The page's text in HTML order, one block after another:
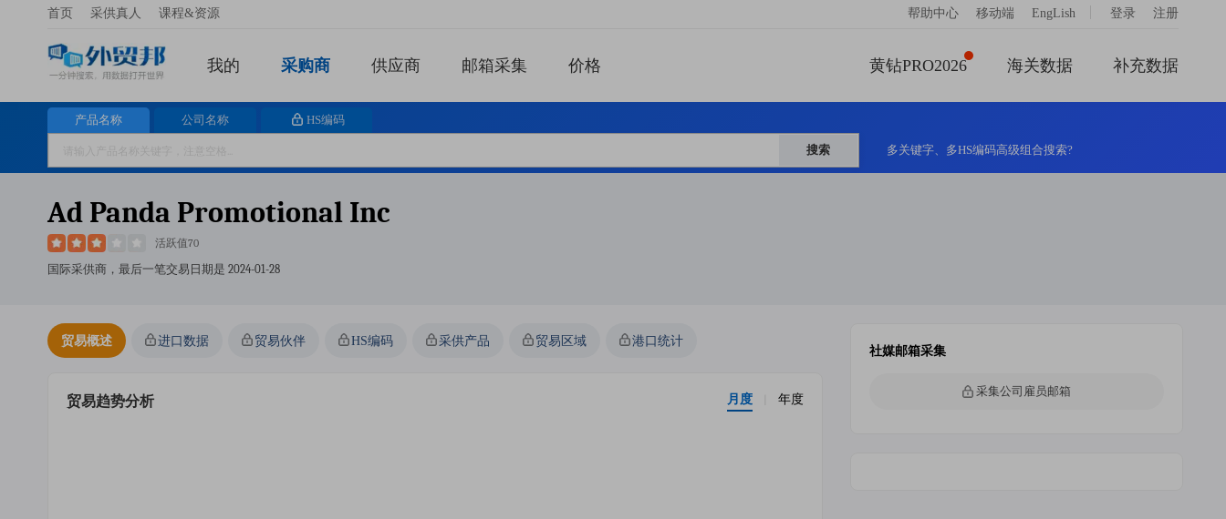
首页 采供真人 课程&资源 帮助中心 移动端 EngLish 登录 注册
我的 采购商 供应商 邮箱采集 价格 黄钻PRO2026 海关数据 补充数据
产品名称 公司名称 HS编码
搜索 多关键字、多HS编码高级组合搜索?
Ad Panda Promotional Inc
活跃值70
国际采供商，最后一笔交易日期是 2024-01-28
贸易概述 进口数据 贸易伙伴 HS编码 采供产品 贸易区域 港口统计
贸易趋势分析 月度 年度
社媒邮箱采集
采集公司雇员邮箱